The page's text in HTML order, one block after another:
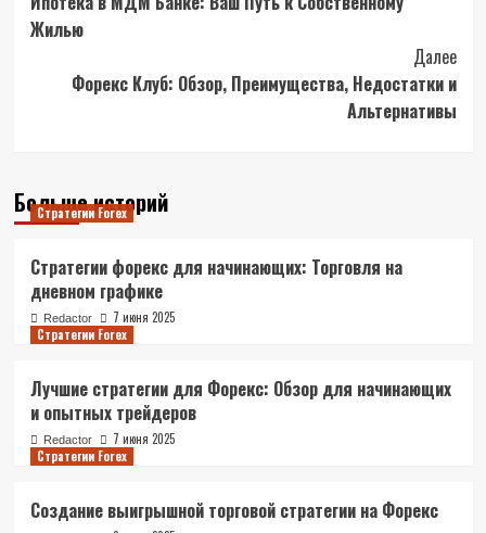
Navigation
Жилью
Далее
Форекс Клуб: Обзор, Преимущества, Недостатки и
Альтернативы
Больше историй
Стратегии Forex
Стратегии форекс для начинающих: Торговля на
дневном графике
Redactor
7 июня 2025
Стратегии Forex
Лучшие стратегии для Форекс: Обзор для начинающих
и опытных трейдеров
Redactor
7 июня 2025
Стратегии Forex
Создание выигрышной торговой стратегии на Форекс